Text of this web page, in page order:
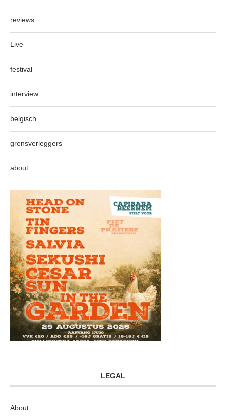
reviews
Live
festival
interview
belgisch
grensverleggers
about
LEGAL
About